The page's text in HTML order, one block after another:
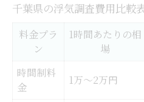
千葉県の浮気調査費用比較
料金プラ
ン
1時間あたりの相
場
時間制料
金
1万～2万円